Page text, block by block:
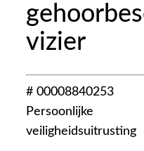
vizier
# 00008840253
Persoonlijke
veiligheidsuitrusting